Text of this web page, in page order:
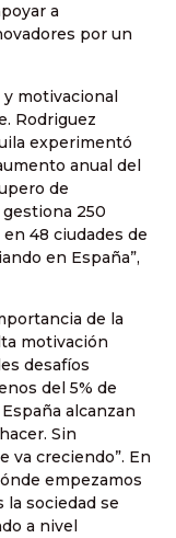
a
por un
motivacional
Rodriguez
experimentó
anual del
de
250
48 ciudades de
en España”,
de la
motivación
desafíos
del 5% de
alcanzan
Sin
va creciendo”. En
empezamos
la sociedad se
a nivel